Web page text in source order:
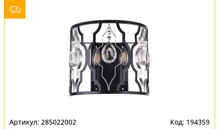
285022002 194359